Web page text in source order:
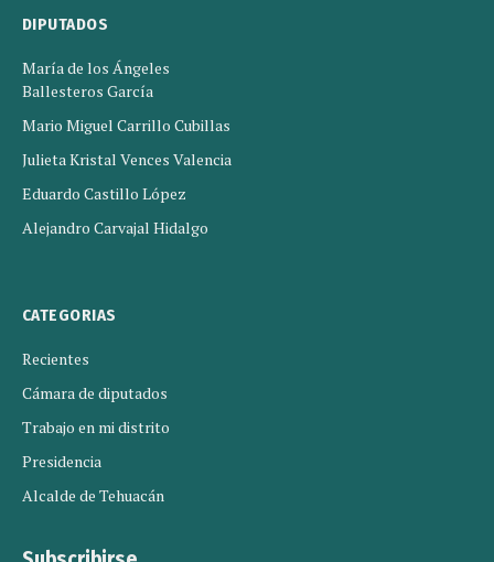
DIPUTADOS
María de los Ángeles
Ballesteros García
Mario Miguel Carrillo Cubillas
Julieta Kristal Vences Valencia
Eduardo Castillo López
Alejandro Carvajal Hidalgo
CATEGORIAS
Recientes
Cámara de diputados
Trabajo en mi distrito
Presidencia
Alcalde de Tehuacán